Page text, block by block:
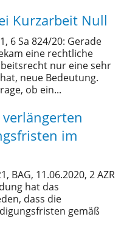
Kurzarbeit Null
6 Sa 824/20: Gerade
eine rechtliche
nur eine sehr
neue Bedeutung.
ob ein...
im
BAG, 11.06.2020, 2 AZR
hat das
dass die
gemäß